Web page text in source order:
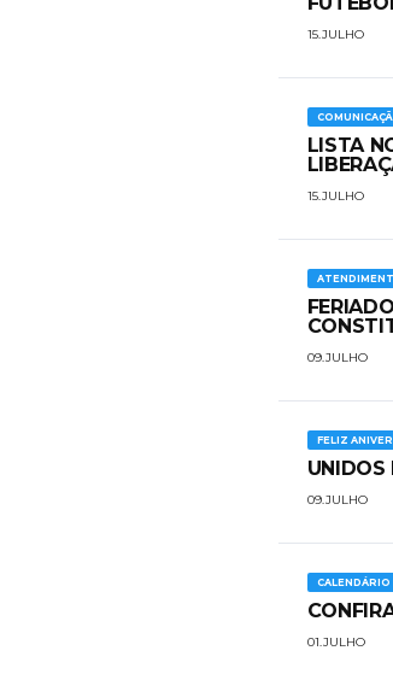
15.JULHO
LISTA
15.JULHO
09.JULHO
FELIZ
UNIDOS
09.JULHO
CALENDÁRIO
01.JULHO